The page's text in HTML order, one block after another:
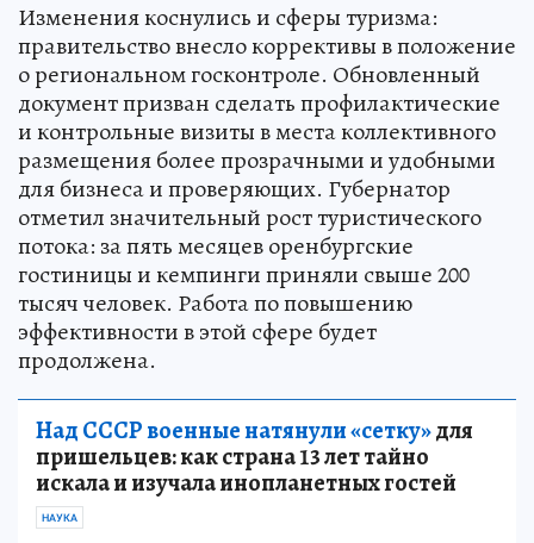
Изменения коснулись и сферы туризма:
правительство внесло коррективы в положение
о региональном госконтроле. Обновленный
документ призван сделать профилактические
и контрольные визиты в места коллективного
размещения более прозрачными и удобными
для бизнеса и проверяющих. Губернатор
отметил значительный рост туристического
потока: за пять месяцев оренбургские
гостиницы и кемпинги приняли свыше 200
тысяч человек. Работа по повышению
эффективности в этой сфере будет
продолжена.
Над СССР военные натянули «сетку»для
пришельцев: как страна 13 лет тайно
искала и изучала инопланетных гостей
НАУКА